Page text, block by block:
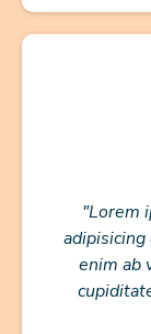
"Lorem
enim ab